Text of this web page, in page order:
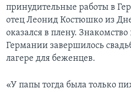
принудительные работы в
отец Леонид Костюшко из
оказался в плену.
Германии завершилось
лагере для беженцев.
«У папы тогда была только